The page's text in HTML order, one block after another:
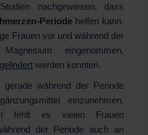
nachgewiesen, dass
Periode helfen kann.
Frauen vor und während der
eingenommen,
gelindert werden konnten.
während der Periode
einzunehmen.
fehlt es vielen Frauen
der Periode auch an